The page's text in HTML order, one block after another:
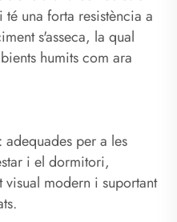
una forta resistència a
s'asseca, la qual
humits com ara
adequades per a les
i el dormitori,
modern i suportant